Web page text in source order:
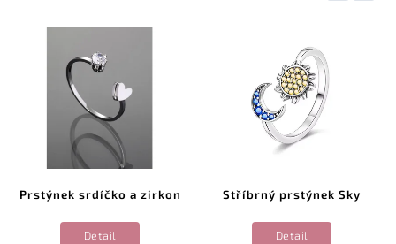
Prstýnek srdíčko a zirkon
Detail
Stříbrný prstýnek Sky
Detail